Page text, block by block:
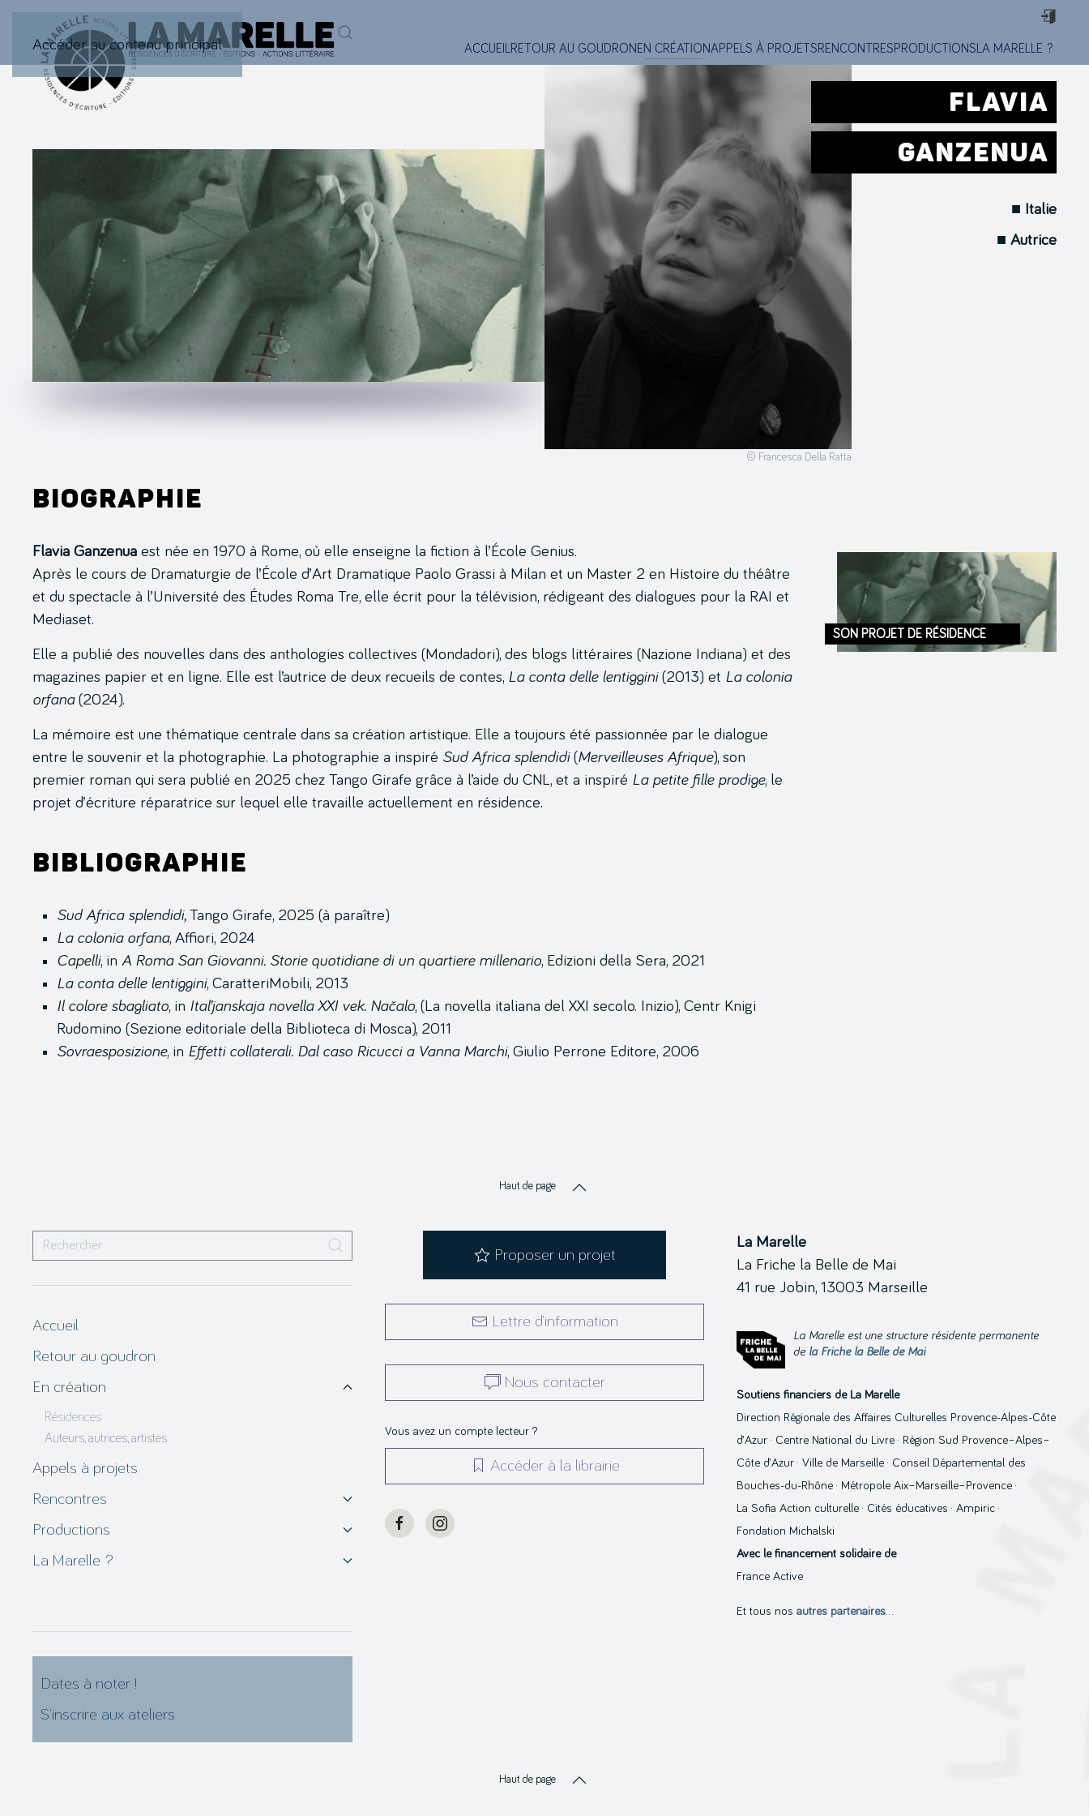
Accéder au contenu principal ACCUEIL RETOUR AU GOUDRON EN CRÉATIONAPPELS À PROJETSRENCONTRESPRODUCTIONS LA MARELLE ?
© Francesca Della Ratta
FLAVIA
GANZENUA
■ Italie
■ Autrice
Biographie
Flavia Ganzenua est née en 1970 à Rome, où elle enseigne la fiction à l’École Genius.
Après le cours de Dramaturgie de l’École d’Art Dramatique Paolo Grassi à Milan et un Master 2 en Histoire du théâtre
et du spectacle à l’Université des Études Roma Tre, elle écrit pour la télévision, rédigeant des dialogues pour la RAI et
Mediaset.
Elle a publié des nouvelles dans des anthologies collectives (Mondadori), des blogs littéraires (Nazione Indiana) et des
magazines papier et en ligne. Elle est l’autrice de deux recueils de contes, La conta delle lentiggini(2013) et La colonia
orfana(2024).
La mémoire est une thématique centrale dans sa création artistique. Elle a toujours été passionnée par le dialogue
entre le souvenir et la photographie. La photographie a inspiré Sud Africa splendidi(Merveilleuses Afrique), son
premier roman qui sera publié en 2025 chez Tango Girafe grâce à l’aide du CNL, et a inspiré La petite fille prodige, le
projet d’écriture réparatrice sur lequel elle travaille actuellement en résidence.
Bibliographie
Sud Africa splendidi, Tango Girafe, 2025 (à paraître)
La colonia orfana, Affiori, 2024
Capelli, in A Roma San Giovanni. Storie quotidiane di un quartiere millenario, Edizioni della Sera, 2021
La conta delle lentiggini, CaratteriMobili, 2013
Il colore sbagliato, in Ital’janskaja novella XXI vek. Nacalo, (La novella italiana del XXI secolo. Inizio), Centr Knigi
Rudomino (Sezione editoriale della Biblioteca di Mosca), 2011
Sovraesposizione, in Effetti collaterali. Dal caso Ricucci a Vanna Marchi, Giulio Perrone Editore, 2006
SON PROJET DE RÉSIDENCE
Haut de page
Accueil
Retour au goudron
En création
Résidences
Auteurs, autrices, artistes
Appels à projets
Rencontres
Productions
La Marelle ?
Dates à noter !
S’inscrire aux ateliers
Proposer un projet
Lettre d’information
Nous contacter
Vous avez un compte lecteur ?
Accéder à la librairie
La Marelle
La Friche la Belle de Mai
41 rue Jobin, 13003 Marseille
La Marelle est une structure résidente permanente
de la Friche la Belle de Mai
Soutiens financiers de La Marelle
Direction Régionale des Affaires Culturelles Provence-Alpes-Côte
d’Azur · Centre National du Livre · Région Sud Provence–Alpes–
Côte d’Azur · Ville de Marseille · Conseil Départemental des
Bouches-du-Rhône · Métropole Aix–Marseille–Provence ·
La Sofia Action culturelle · Cités éducatives · Ampiric ·
Fondation Michalski
Avec le financement solidaire de
France Active
Et tous nosautres partenaires…
Haut de page